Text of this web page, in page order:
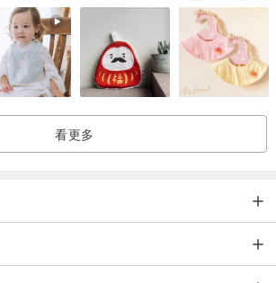
看更多